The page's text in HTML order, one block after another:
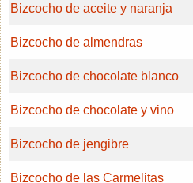
Bizcocho de aceite y naranja
Bizcocho de almendras
Bizcocho de chocolate blanco
Bizcocho de chocolate y vino
Bizcocho de jengibre
Bizcocho de las Carmelitas